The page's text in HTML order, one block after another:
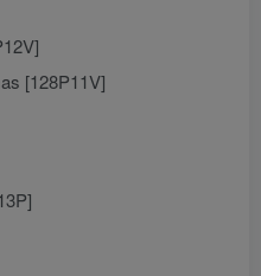
[128P11V]